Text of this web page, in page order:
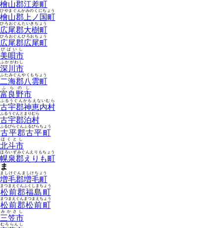
檜山郡江差町
檜山郡上ノ国町
ひやまぐんかみのくにちょう
広尾郡大樹町
ひろおぐんたいきちょう
広尾郡広尾町
ひろおぐんひろおちょう
美唄市
びばいし
深川市
ふかがわし
二海郡八雲町
ふたみぐんやくもちょう
富良野市
ふらのし
古宇郡神恵内村
ふるうぐんかもえないむら
古宇郡泊村
ふるうぐんとまりむら
古平郡古平町
ふるびらぐんふるびらちょう
北斗市
ほくとし
幌泉郡えりも町
ほろいずみぐんえりもちょう
ま
増毛郡増毛町
ましけぐんましけちょう
松前郡福島町
まつまえぐんふくしまちょう
松前郡松前町
まつまえぐんまつまえちょう
三笠市
みかさし
むろらんし